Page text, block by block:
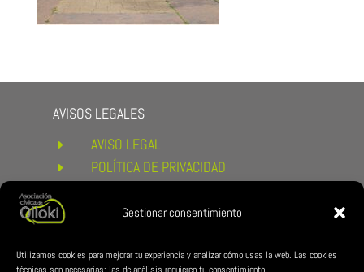
Gestionar consentimiento
Utilizamos cookies para mejorar tu experiencia y analizar cómo usas la web. Las cookies
AVISOS LEGALES
E AVISO LEGAL
E POLÍTICA DE PRIVACIDAD
E CONDICIONES DE COMPRA Y
ENLACES DE INTERÉS